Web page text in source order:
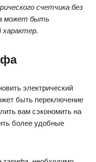
счетчика без
может быть
характер.
электрический
быть переключение
вам сэкономить на
более удобные